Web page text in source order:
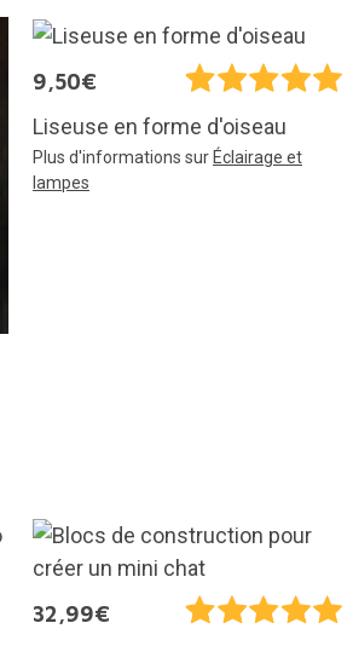
9,50€
Liseuse en forme d'oiseau
Plus d'informations sur Éclairage et
lampes
32,99€